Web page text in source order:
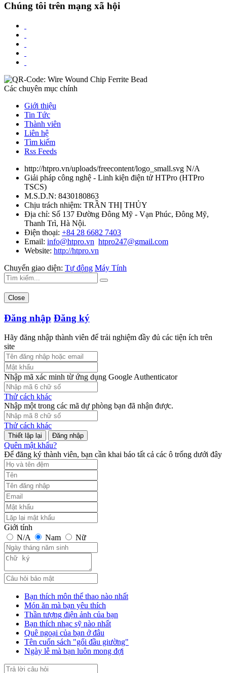
Chúng tôi trên mạng xã hội
Các chuyên mục chính
Giới thiệu
Tin Tức
Thành viên
Liên hệ
Tìm kiếm
Rss Feeds
http://htpro.vn/uploads/freecontent/logo_small.svg N/A
Giải pháp công nghệ - Linh kiện điện tử HTPro (HTPro
TSCS)
M.S.D.N: 8430180863
Chịu trách nhiệm: TRẦN THỊ THỦY
Địa chỉ: Số 137 Đường Đông Mỹ - Vạn Phúc, Đông Mỹ,
Thanh Trì, Hà Nội.
Điện thoại: +84 28 6682 7403
Email: info@htpro.vn htpro247@gmail.com
Website: http://htpro.vn
Chuyển giao diện: Tự động Máy Tính
Close
Đăng nhập Đăng ký
Hãy đăng nhập thành viên để trải nghiệm đầy đủ các tiện ích trên
site
Nhập mã xác minh từ ứng dụng Google Authenticator
Thử cách khác
Nhập một trong các mã dự phòng bạn đã nhận được.
Thử cách khác
Đăng nhập
Quên mật khẩu?
Để đăng ký thành viên, bạn cần khai báo tất cả các ô trống dưới đây
Giới tính
N/A
Nam Nữ
Bạn thích môn thể thao nào nhất
Món ăn mà bạn yêu thích
Thần tượng điện ảnh của bạn
Bạn thích nhạc sỹ nào nhất
Quê ngoại của bạn ở đâu
Tên cuốn sách "gối đầu giường"
Ngày lễ mà bạn luôn mong đợi